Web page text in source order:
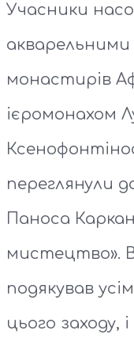
Учасники
монастирів
ієромонахом
переглянули
Паноса
мистецтво».
подякував
цього заходу,